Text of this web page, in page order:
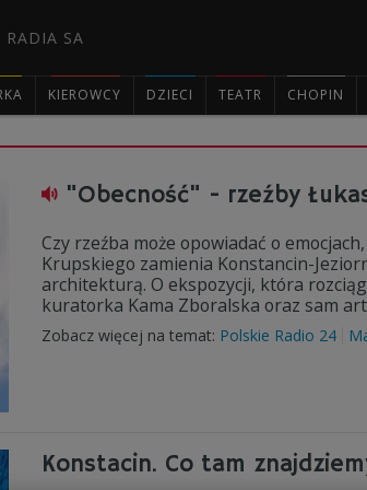
RADIA SA
KIEROWCY DZIECI TEATR CHOPIN
"Obecność" - rzeźby
Czy rzeźba może opowiadać o
Krupskiego zamienia Konstancin-
architekturą. O ekspozycji, która
kuratorka Kama Zboralska oraz sam
Zobacz więcej na temat: Polskie Radio 24
Konstacin. Co tam